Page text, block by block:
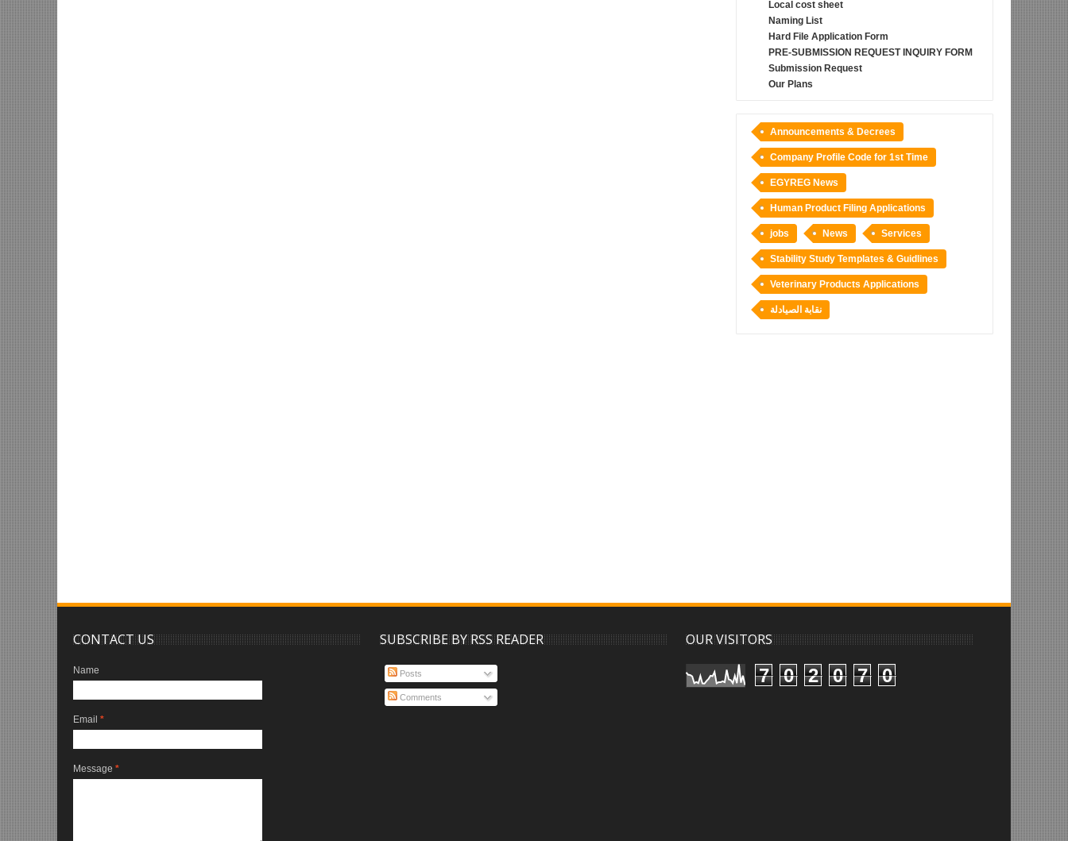
Local cost sheet
Naming List
Hard File Application Form
PRE-SUBMISSION REQUEST INQUIRY FORM
Submission Request
Our Plans
Announcements & Decrees
Company Profile Code for 1st Time
EGYREG News
Human Product Filing Applications
jobs News Services
Stability Study Templates & Guidlines
Veterinary Products Applications
نقابة الصيادلة
CONTACT US
Name
Email *
Message *
SUBSCRIBE BY RSS READER
Posts
Comments
OUR VISITORS
7 0 2 0 7 0